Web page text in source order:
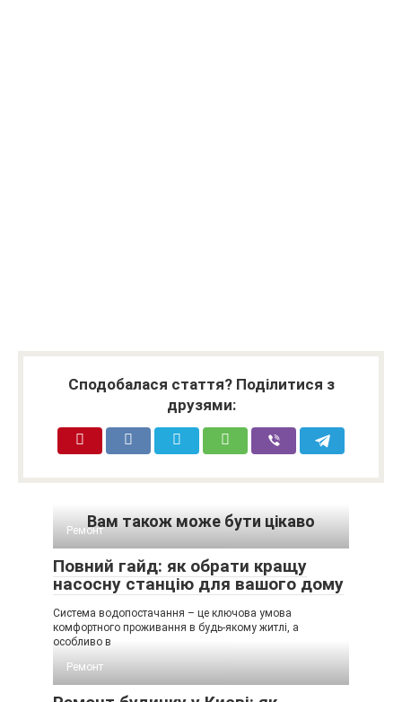
Сподобалася стаття? Поділитися з
друзями:
Вам також може бути цікаво
Ремонт
Повний гайд: як обрати кращу
насосну станцію для вашого дому
Система водопостачання – це ключова умова
комфортного проживання в будь-якому житлі, а
особливо в
Ремонт